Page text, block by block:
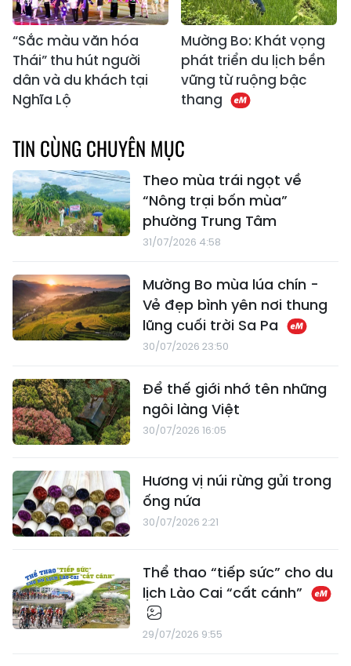
“Sắc màu văn hóa
Thái” thu hút người
dân và du khách tại
Nghĩa Lộ
Mường Bo: Khát vọng
phát triển du lịch bền
vững từ ruộng bậc
thang
TIN CÙNG CHUYÊN MỤC
Theo mùa trái ngọt về
“Nông trại bốn mùa”
phường Trung Tâm
31/07/2026 4:58
Mường Bo mùa lúa chín -
Vẻ đẹp bình yên nơi thung
lũng cuối trời Sa Pa
30/07/2026 23:50
Để thế giới nhớ tên những
ngôi làng Việt
30/07/2026 16:05
Hương vị núi rừng gửi trong
ống nứa
30/07/2026 2:21
Thể thao “tiếp sức” cho du
lịch Lào Cai “cất cánh”
29/07/2026 9:55